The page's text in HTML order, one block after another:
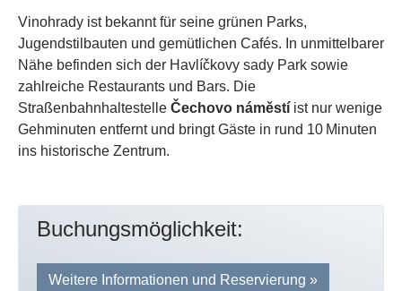
Vinohrady ist bekannt für seine grünen Parks,
Jugendstilbauten und gemütlichen Cafés. In unmittelbarer
Nähe befinden sich der Havlíčkovy sady Park sowie
zahlreiche Restaurants und Bars. Die
Straßenbahnhaltestelle Čechovo náměstí ist nur wenige
Gehminuten entfernt und bringt Gäste in rund 10 Minuten
ins historische Zentrum.
Buchungsmöglichkeit:
Weitere Informationen und Reservierung »